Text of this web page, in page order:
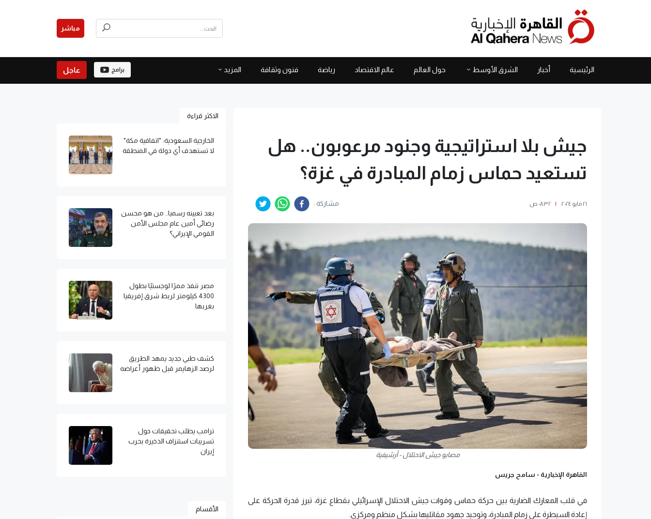
مباشر
الرئيسية أخبار الشرق الأوسط حول العالم عالم الاقتصاد رياضة فنون وثقافة المزيد برامج عاجل
جيش بلا استراتيجية وجنود مرعوبون.. هل
تستعيد حماس زمام المبادرة في غزة؟
٢١ مايو ٢٠٢٤ | ٠٨:٣٢ ص مشاركة :
مصابو جيش الاحتلال - أرشيفية
القاهرة الإخبارية - سامح جريس
في قلب المعارك الضارية بين حركة حماس وقوات جيش الاحتلال الإسرائيلي بقطاع غزة، تبرز قدرة الحركة على
إعادة السيطرة على زمام المبادرة، وتوحيد جهود مقاتليها بشكل منظم ومركزي.
الاكثر قراءة
الخارجية السعودية: "اتفاقية مكة"
لا تستهدف أي دولة في المنطقة
بعد تعيينه رسميا.. من هو محسن
رضائي أمين عام مجلس الأمن
القومي الإيراني؟
مصر تنفذ ممرًا لوجستيًا بطول
4300 كيلومتر لربط شرق إفريقيا
بغربها
كشف طبي جديد يمهد الطريق
لرصد الزهايمر قبل ظهور أعراضه
ترامب يطلب تحقيقات حول
تسريبات استنزاف الذخيرة بحرب
إيران
الأقسام